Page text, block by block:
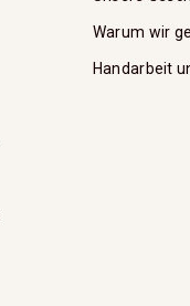
Warum wir
Handarbeit